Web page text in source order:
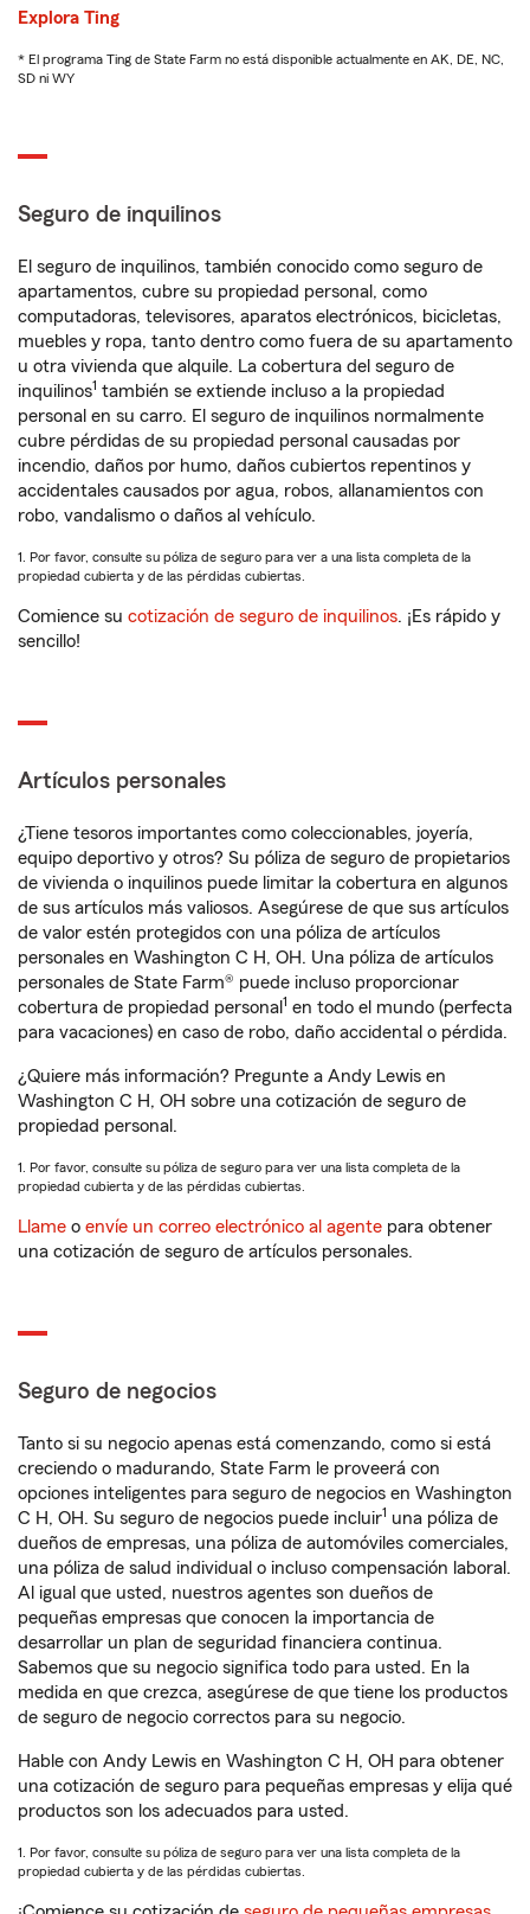
Explora Ting
* El programa Ting de State Farm no está disponible actualmente en AK, DE, NC,
SD ni WY
Seguro de inquilinos
El seguro de inquilinos, también conocido como seguro de
apartamentos, cubre su propiedad personal, como
computadoras, televisores, aparatos electrónicos, bicicletas,
muebles y ropa, tanto dentro como fuera de su apartamento
u otra vivienda que alquile. La cobertura del seguro de
inquilinos1 también se extiende incluso a la propiedad
personal en su carro. El seguro de inquilinos normalmente
cubre pérdidas de su propiedad personal causadas por
incendio, daños por humo, daños cubiertos repentinos y
accidentales causados por agua, robos, allanamientos con
robo, vandalismo o daños al vehículo.
1. Por favor, consulte su póliza de seguro para ver a una lista completa de la
propiedad cubierta y de las pérdidas cubiertas.
Comience su cotización de seguro de inquilinos. ¡Es rápido y
sencillo!
Artículos personales
¿Tiene tesoros importantes como coleccionables, joyería,
equipo deportivo y otros? Su póliza de seguro de propietarios
de vivienda o inquilinos puede limitar la cobertura en algunos
de sus artículos más valiosos. Asegúrese de que sus artículos
de valor estén protegidos con una póliza de artículos
personales en Washington C H, OH. Una póliza de artículos
personales de State Farm® puede incluso proporcionar
cobertura de propiedad personal 1 en todo el mundo (perfecta
para vacaciones) en caso de robo, daño accidental o pérdida.
¿Quiere más información? Pregunte a Andy Lewis en
Washington C H, OH sobre una cotización de seguro de
propiedad personal.
1. Por favor, consulte su póliza de seguro para ver una lista completa de la
propiedad cubierta y de las pérdidas cubiertas.
Llame o envíe un correo electrónico al agente para obtener
una cotización de seguro de artículos personales.
Seguro de negocios
Tanto si su negocio apenas está comenzando, como si está
creciendo o madurando, State Farm le proveerá con
opciones inteligentes para seguro de negocios en Washington
C H, OH. Su seguro de negocios puede incluir1 una póliza de
dueños de empresas, una póliza de automóviles comerciales,
una póliza de salud individual o incluso compensación laboral.
Al igual que usted, nuestros agentes son dueños de
pequeñas empresas que conocen la importancia de
desarrollar un plan de seguridad financiera continua.
Sabemos que su negocio significa todo para usted. En la
medida en que crezca, asegúrese de que tiene los productos
de seguro de negocio correctos para su negocio.
Hable con Andy Lewis en Washington C H, OH para obtener
una cotización de seguro para pequeñas empresas y elija qué
productos son los adecuados para usted.
1. Por favor, consulte su póliza de seguro para ver una lista completa de la
propiedad cubierta y de las pérdidas cubiertas.